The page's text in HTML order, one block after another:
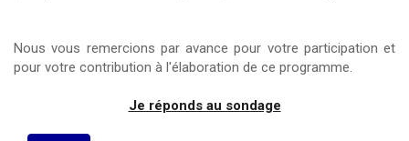
Nous vous remercions par avance pour votre participation et
pour votre contribution à l'élaboration de ce programme.
Je réponds au sondage